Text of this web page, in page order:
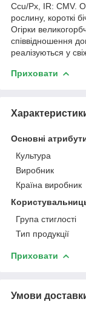
Ccu/Px, IR: CMV.
рослину, короткі
Огірки
співвідношення
реалізуються у
Приховати
Основні
Культура
Виробник
Країна виробник
Група стиглості
Тип продукції
Приховати
Умови